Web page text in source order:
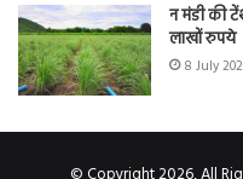
न मंडी की
लाखों रुपये
8 July